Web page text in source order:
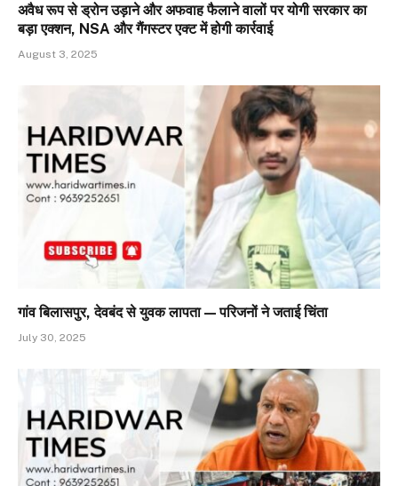
अवैध रूप से ड्रोन उड़ाने और अफवाह फैलाने वालों पर योगी सरकार का
बड़ा एक्शन, NSA और गैंगस्टर एक्ट में होगी कार्रवाई
August 3, 2025
गांव बिलासपुर, देवबंद से युवक लापता — परिजनों ने जताई चिंता
July 30, 2025